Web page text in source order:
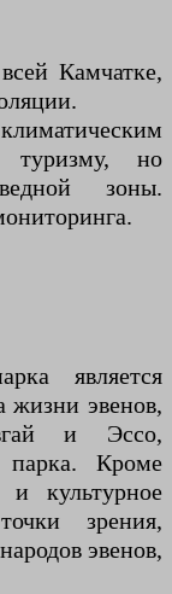
Камчатке,
туризму, но
зоны.
является
жизни эвенов,
и Эссо,
парка. Кроме
и культурное
зрения,
эвенов,